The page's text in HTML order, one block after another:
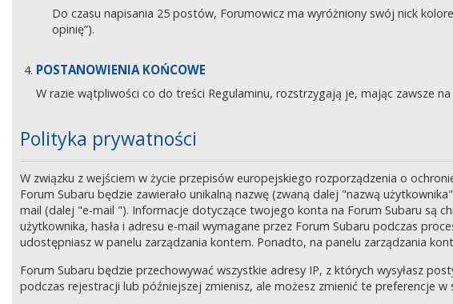
Do czasu napisania 25 postów, Forumowicz ma wyróżniony swój nick
opinię”).
POSTANOWIENIA KOŃCOWE
W razie wątpliwości co do treści Regulaminu, rozstrzygają je, mając zawsze
Polityka prywatności
W związku z wejściem w życie przepisów europejskiego rozporządzenia o
Forum Subaru będzie zawierało unikalną nazwę (zwaną dalej "nazwą
mail (dalej "e-mail "). Informacje dotyczące twojego konta na Forum Subaru są
użytkownika, hasła i adresu e-mail wymagane przez Forum Subaru podczas
udostępniasz w panelu zarządzania kontem. Ponadto, na panelu zarządzania
Forum Subaru będzie przechowywać wszystkie adresy IP, z których wysyłasz
podczas rejestracji lub późniejszej zmienisz, ale możesz zmienić te preferencje